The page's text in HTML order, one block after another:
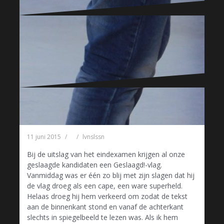
11 juni 2015 lvnslssn
Bij de uitslag van het eindexamen krijgen al onze
geslaagde kandidaten een Geslaagd!-vlag.
Vanmiddag was er één zo blij met zijn slagen dat hij
de vlag droeg als een cape, een ware superheld.
Helaas droeg hij hem verkeerd om zodat de tekst
aan de binnenkant stond en vanaf de achterkant
slechts in spiegelbeeld te lezen was. Als ik hem
11 november 2014 lvnslssn
“Is dat glas? Het ziet er helemaal niet glasserig uit!” –
Ga verder met lezen …